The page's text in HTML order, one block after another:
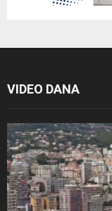
VIDEO DANA